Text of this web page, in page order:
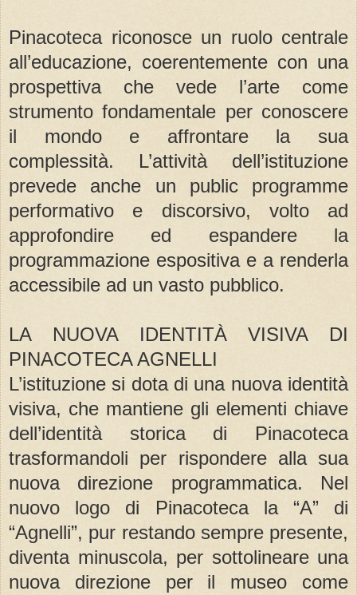
Pinacoteca riconosce un ruolo centrale
all’educazione, coerentemente con una
prospettiva che vede l’arte come
strumento fondamentale per conoscere
il mondo e affrontare la sua
complessità. L’attività dell’istituzione
prevede anche un public programme
performativo e discorsivo, volto ad
approfondire ed espandere la
programmazione espositiva e a renderla
accessibile ad un vasto pubblico.
LA NUOVA IDENTITÀ VISIVA DI
PINACOTECA AGNELLI
L’istituzione si dota di una nuova identità
visiva, che mantiene gli elementi chiave
dell’identità storica di Pinacoteca
trasformandoli per rispondere alla sua
nuova direzione programmatica. Nel
nuovo logo di Pinacoteca la “A” di
“Agnelli”, pur restando sempre presente,
diventa minuscola, per sottolineare una
nuova direzione per il museo come